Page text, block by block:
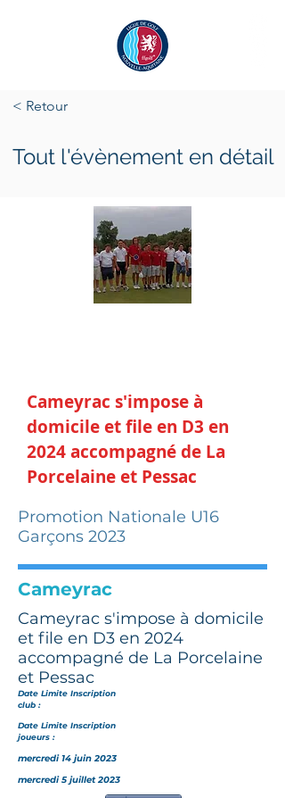
< Retour
Tout l'évènement en détail
Cameyrac s'impose à
domicile et file en D3 en
2024 accompagné de La
Porcelaine et Pessac
Promotion Nationale U16
Garçons 2023
Cameyrac
Cameyrac s'impose à domicile
et file en D3 en 2024
accompagné de La Porcelaine
et Pessac
Date Limite Inscription
club :
Date Limite Inscription
joueurs :
mercredi 14 juin 2023
mercredi 5 juillet 2023